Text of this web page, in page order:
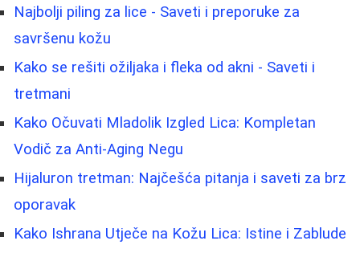
Najbolji piling za lice - Saveti i preporuke za
savršenu kožu
Kako se rešiti ožiljaka i fleka od akni - Saveti i
tretmani
Kako Očuvati Mladolik Izgled Lica: Kompletan
Vodič za Anti-Aging Negu
Hijaluron tretman: Najčešća pitanja i saveti za brz
oporavak
Kako Ishrana Utječe na Kožu Lica: Istine i Zablude